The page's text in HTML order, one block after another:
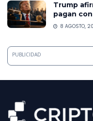
Trump
pagan
8 AGOSTO,
PUBLICIDAD